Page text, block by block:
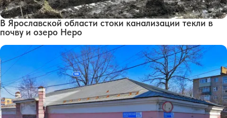
В Ярославской области стоки канализации текли в
почву и озеро Неро